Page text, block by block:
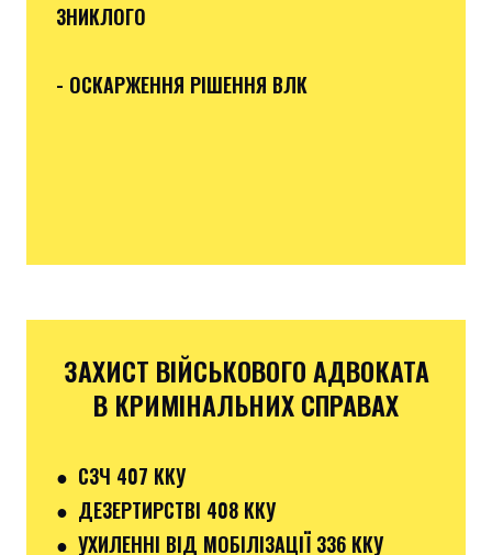
ЗНИКЛОГО
- ОСКАРЖЕННЯ РІШЕННЯ ВЛК
ЗАХИСТ ВІЙСЬКОВОГО АДВОКАТА
В КРИМІНАЛЬНИХ СПРАВАХ
● СЗЧ 407 ККУ
● ДЕЗЕРТИРСТВІ 408 ККУ
● УХИЛЕННІ ВІД МОБІЛІЗАЦІЇ 336 ККУ